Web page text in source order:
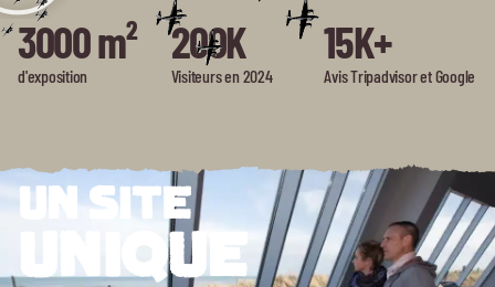
3000 m²
d'exposition
200K
Visiteurs en 2024
15K+
Avis Tripadvisor et Google
UN SITE
UNIQUE